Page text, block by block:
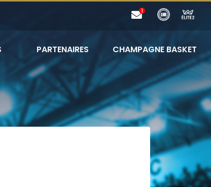
PARTENAIRES CHAMPAGNE BASKET